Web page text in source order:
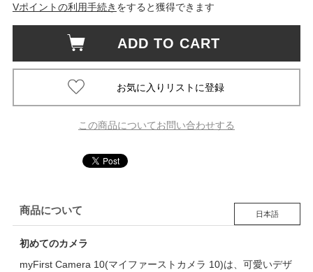
Vポイントの利用手続き をすると獲得できます
ADD TO CART
この商品についてお問い合わせする
商品について 日本語
初めてのカメラ
myFirst Camera 10(マイファーストカメラ 10)は、可愛いデザ